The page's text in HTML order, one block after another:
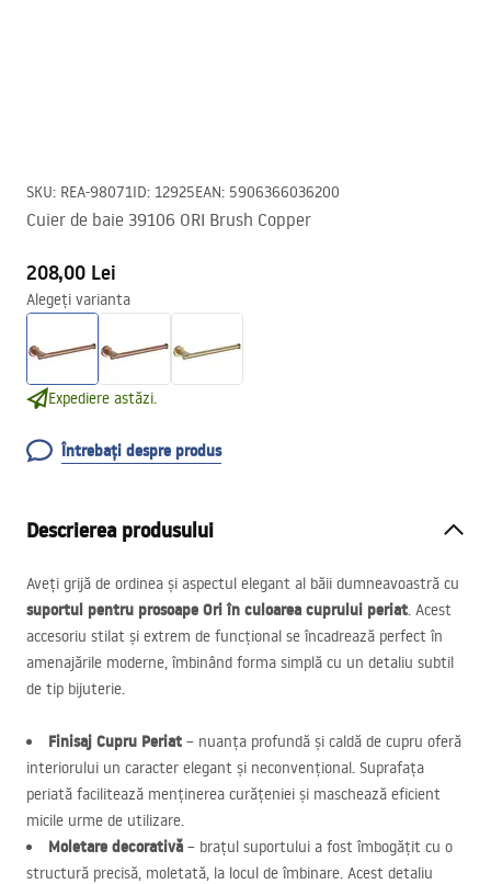
SKU: REA-98071ID: 12925EAN: 5906366036200
Cuier de baie 39106 ORI Brush Copper
208,00 Lei
Alegeți varianta
Expediere astăzi.
Întrebați despre produs
Descrierea produsului
Aveți grijă de ordinea și aspectul elegant al băii dumneavoastră cu
suportul pentru prosoape Ori în culoarea cuprului periat. Acest
accesoriu stilat și extrem de funcțional se încadrează perfect în
amenajările moderne, îmbinând forma simplă cu un detaliu subtil
de tip bijuterie.
Finisaj Cupru Periat – nuanța profundă și caldă de cupru oferă
interiorului un caracter elegant și neconvențional. Suprafața
periată facilitează menținerea curățeniei și maschează eficient
micile urme de utilizare.
Moletare decorativă – brațul suportului a fost îmbogățit cu o
structură precisă, moletată, la locul de îmbinare. Acest detaliu